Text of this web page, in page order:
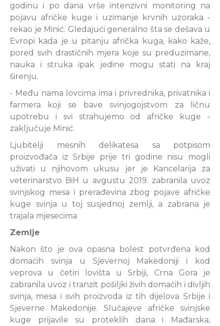
godinu i po dana vrše intenzivni monitoring na
pojavu afričke kuge i uzimanje krvnih uzoraka -
rekao je Minić. Gledajući generalno šta se dešava u
Evropi kada je u pitanju afrička kuga, kako kaže,
pored svih drastičnih mjera koje su preduzimane,
nauka i struka ipak jedine mogu stati na kraj
širenju.
- Među nama lovcima ima i privrednika, privatnika i
farmera koji se bave svinjogojstvom za ličnu
upotrebu i svi strahujemo od afričke kuge -
zaključuje Minić.
Ljubitelji mesnih delikatesa sa potpisom
proizvođača iz Srbije prije tri godine nisu mogli
uživati u njihovom ukusu jer je Kancelarija za
veterinarstvo BiH u avgustu 2019. zabranila uvoz
svinjskog mesa i prerađevina zbog pojave afričke
kuge svinja u toj susjednoj zemlji, a zabrana je
trajala mjesecima
Zemlje
Nakon što je ova opasna bolest potvrđena kod
domaćih svinja u Sjevernoj Makedoniji i kod
veprova u četiri lovišta u Srbiji, Crna Gora je
zabranila uvoz i tranzit pošiljki živih domaćih i divljih
svinja, mesa i svih proizvoda iz tih dijelova Srbije i
Sjeverne Makedonije. Slučajeve afričke svinjske
kuge prijavile su proteklih dana i Mađarska,